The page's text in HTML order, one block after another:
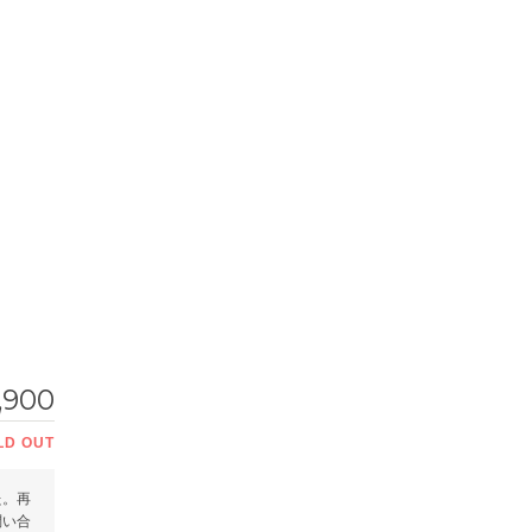
OUT
。再
合